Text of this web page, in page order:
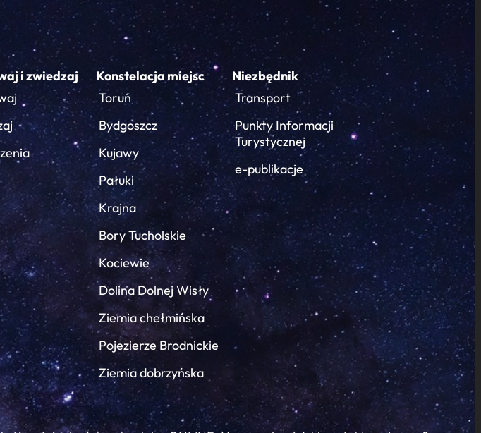
i zwiedzaj
Konstelacja miejsc
Toruń
Bydgoszcz
Kujawy
Pałuki
Krajna
Bory Tucholskie
Kociewie
Dolina Dolnej Wisły
Ziemia chełmińska
Pojezierze Brodnickie
Ziemia dobrzyńska
Niezbędnik
Transport
Punkty Informacji
Turystycznej
e-publikacje